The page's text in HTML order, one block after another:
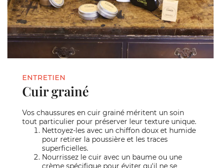
ENTRETIEN
Cuir grainé
Vos chaussures en cuir grainé méritent un soin
tout particulier pour préserver leur texture unique.
Nettoyez-les avec un chiffon doux et humide
pour retirer la poussière et les traces
superficielles.
Nourrissez le cuir avec un baume ou une
crème spécifique pour éviter qu'il ne se